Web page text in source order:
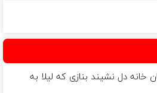
خانه دل نشیند بنازی که لیلا به